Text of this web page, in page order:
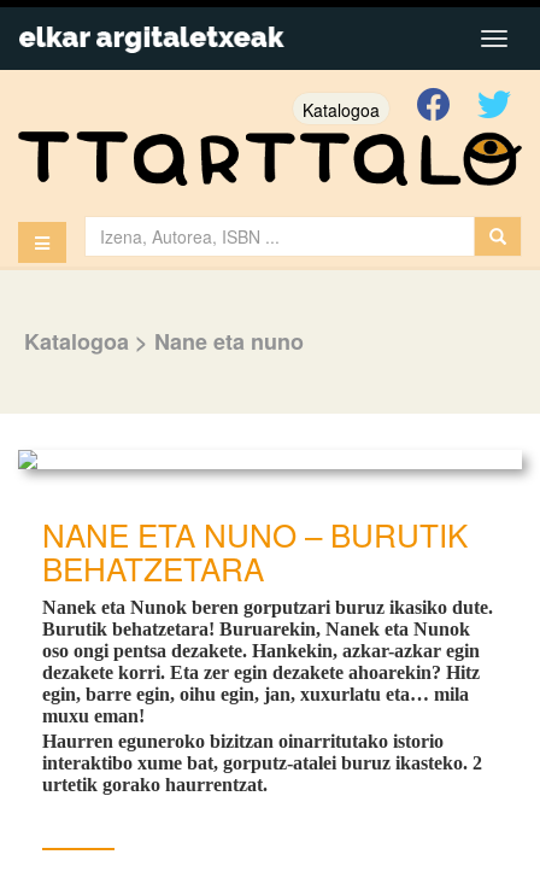
Katalogoa
Katalogoa > Nane eta nuno
NANE ETA NUNO – BURUTIK
BEHATZETARA
Nanek eta Nunok beren gorputzari buruz ikasiko dute.
Burutik behatzetara! Buruarekin, Nanek eta Nunok
oso ongi pentsa dezakete. Hankekin, azkar-azkar egin
dezakete korri. Eta zer egin dezakete ahoarekin? Hitz
egin, barre egin, oihu egin, jan, xuxurlatu eta… mila
muxu eman!
Haurren eguneroko bizitzan oinarritutako istorio
interaktibo xume bat, gorputz-atalei buruz ikasteko. 2
urtetik gorako haurrentzat.